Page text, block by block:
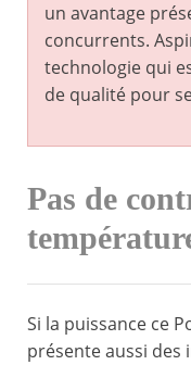
un avantage
concurrents.
technologie qui
de qualité pour
Pas de
Si la puissance ce
présente aussi des